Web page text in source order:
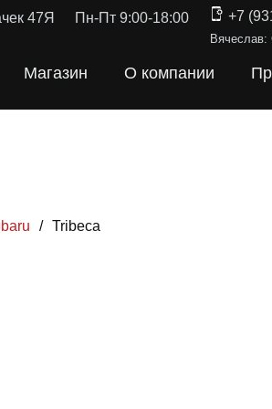
47Я Пн-Пт 9:00-18:00 +7
Вячеслав:
Магазин О компании
/ Tribeca